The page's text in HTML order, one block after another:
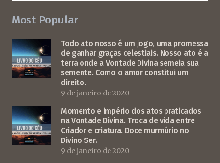
Most Popular
Todo ato nosso é um jogo, uma promessa
de ganhar graças celestiais. Nosso ato é a
terra onde a Vontade Divina semeia sua
semente. Como o amor constitui um
direito.
9 de janeiro de 2020
Momento e império dos atos praticados
na Vontade Divina. Troca de vida entre
Criador e criatura. Doce murmúrio no
Divino Ser.
9 de janeiro de 2020